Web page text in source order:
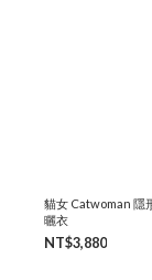
貓女 Catwoman 隱
曬衣
NT$3,880